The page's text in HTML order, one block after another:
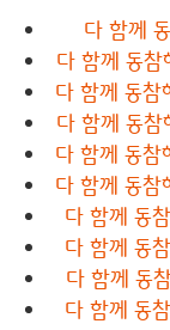
다 함께
다 함께 동
다 함께 동
다 함께 동
다 함께 동
다 함께 동
다 함께 동
다 함께 동
다 함께 동
다 함께 동